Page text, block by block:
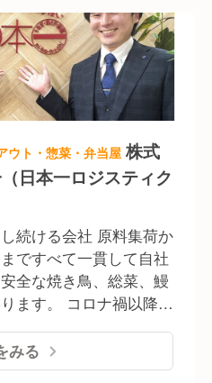
間に創業
た「食」を通して事業
安全で常に新しい食の
厳選素材を自社工場で
頭で丹念に調理し、ご
しいものをお届けして
ウト・惣菜・弁当屋 株式
日本一ロジスティク
続ける会社 原料集荷か
ですべて一貫して自社
全な焼き鳥、総菜、鰻
ます。 コロナ禍以降
す。弊社は直営・サプ
みを持つリーディング
みる